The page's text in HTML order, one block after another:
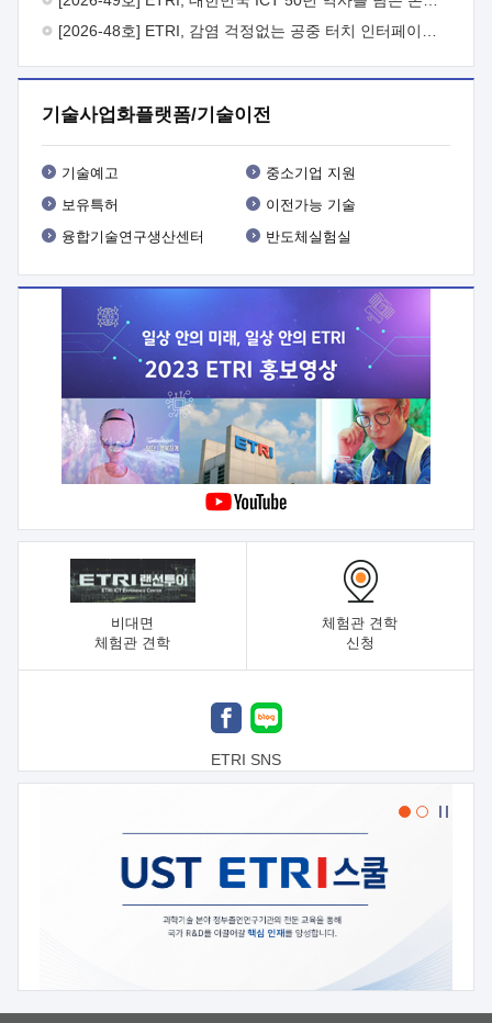
제작광소자응용B광 센서 및 응용 시스템시스템 제어 및 데이터
처리FPGA 제어, VHDL 프로그램 개발Labview, Python, C
임2) 대상인력 B 상세이력 3. 신청방법 및 향후일정 등 
제출  문 의 처: ETRI사업화본부 기업성장지원부
현장지원 신청서 (기업)
기술사업화플랫폼/기술이전
기술예고
중소기업 지원
보유특허
이전가능 기술
융합기술연구생산센터
반도체실험실
비대면
체험관 견학
체험관 견학
신청
ETRI SNS